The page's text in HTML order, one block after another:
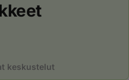
keskustelut